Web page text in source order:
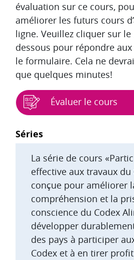
évaluation sur ce cours,
améliorer les futurs cours
ligne. Veuillez cliquer sur
dessous pour répondre
le formulaire. Cela ne
que quelques minutes!
Évaluer le cours
Blocs
Séries
La série de cours
effective aux travaux du
conçue pour améliorer
compréhension et la
conscience du Codex
développer
des pays à participer
Codex et à en tirer